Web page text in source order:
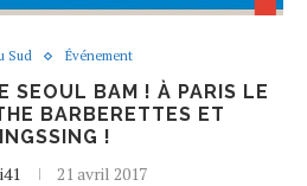
Sud Événement
SEOUL BAM ! À PARIS LE
BARBERETTES ET
!
21 avril 2017